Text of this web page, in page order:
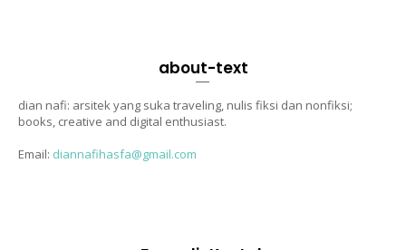
about-text
dian nafi: arsitek yang suka traveling, nulis fiksi dan nonfiksi;
books, creative and digital enthusiast.
Email: diannafihasfa@gmail.com